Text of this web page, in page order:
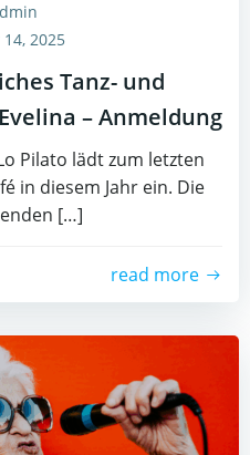
2025
Tanz- und
– Anmeldung
Pilato lädt zum letzten
in diesem Jahr ein. Die
[…]
read more